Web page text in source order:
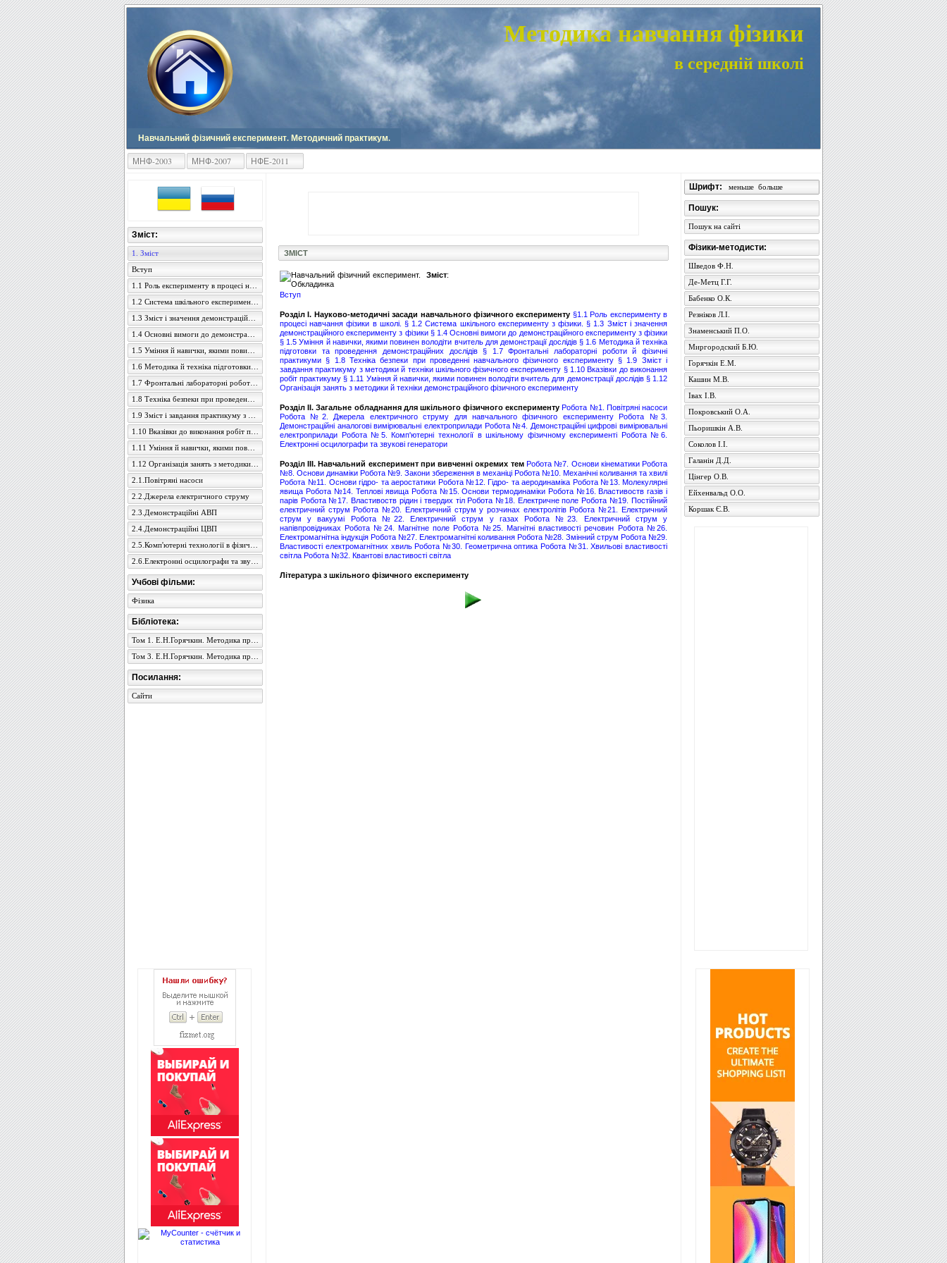
Методика навчання фізики
в середній школі
Навчальний фізичний експеримент. Методичний практикум.
МНФ-2003 МНФ-2007 НФЕ-2011
ЗМІСТ
Зміст:
Вступ
Розділ І. Науково-методичні засади навчального фізичного експерименту §1.1 Роль експерименту в
процесі навчання фізики в школі. § 1.2 Система шкільного експерименту з фізики.
§ 1.3 Зміст і значення
демонстраційного експерименту з фізики § 1.4 Основні вимоги до демонстраційного експерименту з фізики
§ 1.5 Уміння й навички, якими повинен володіти вчитель для демонстрації дослідів § 1.6 Методика й техніка
підготовки та проведення демонстраційних дослідів
§ 1.7 Фронтальні лабораторні роботи й фізичні
практикуми § 1.8 Техніка безпеки при проведенні навчального фізичного експерименту § 1.9 Зміст і
завдання практикуму з методики й техніки шкільного фізичного експерименту § 1.10 Вказівки до виконання
робіт практикуму § 1.11 Уміння й навички, якими повинен володіти вчитель для демонстрації дослідів § 1.12
Організація занять з методики й техніки демонстраційного фізичного експерименту
Розділ ІІ. Загальне обладнання для шкільного фізичного експерименту Робота №1. Повітряні насоси
Робота №2. Джерела електричного струму для навчального фізичного експерименту
Робота №3.
Демонстраційні аналогові вимірювальні електроприлади Робота №4. Демонстраційні цифрові вимірювальні
електроприлади Робота №5. Комп'ютерні технології в шкільному фізичному експерименті Робота №6.
Електронні осцилографи та звукові генератори
Розділ ІІІ. Навчальний експеримент при вивченні окремих тем Робота №7. Основи кінематики Робота
№8. Основи динаміки Робота №9. Закони збереження в механіці Робота №10. Механічні коливання та хвилі
Робота №11. Основи гідро- та аеростатики Робота №12. Гідро- та аеродинаміка Робота №13. Молекулярні
явища Робота №14. Теплові явища Робота №15. Основи термодинаміки Робота №16. Властивоств газів і
парів Робота №17. Властивоств рідин і твердих тіл Робота №18. Електричне поле Робота №19. Постійний
електричний струм Робота №20. Електричний струм у розчинах електролітів Робота №21. Електричний
струм у вакуумі
Робота №22. Електричний струм у газах
Робота №23. Електричний струм у
напівпровідниках Робота №24. Магнітне поле Робота №25. Магнітні властивості речовин Робота №26.
Електромагнітна індукція Робота №27. Електромагнітні коливання Робота №28. Змінний струм Робота №29.
Властивості електромагнітних хвиль Робота №30. Геометрична оптика Робота №31. Хвильові властивості
світла Робота №32. Квантові властивості світла
Література з шкільного фізичного експерименту
Зміст:
1. Зміст
Вступ
2.1.Повітряні насоси
2.2.Джерела електричного струму
2.3.Демонстраційні АВП
2.4.Демонстраційні ЦВП
Учбові фільми:
Фізика
Бібліотека:
Посилання:
Сайти
Шрифт: меньше больше
Пошук:
Пошук на сайті
Фізики-методисти:
Шведов Ф.Н.
Де-Метц Г.Г.
Бабенко О.К.
Резніков Л.І.
Знаменський П.О.
Миргородский Б.Ю.
Горячкін Е.М.
Кашин М.В.
Івах І.В.
Покровський О.А.
Пьоришкін А.В.
Соколов І.І.
Галанін Д.Д.
Цінгер О.В.
Ейхенвальд О.О.
Коршак Є.В.